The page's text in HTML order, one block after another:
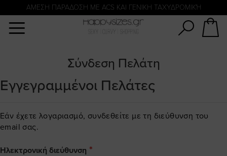
ΠΛΗΡΩΜΗ ΜΕ KLARNA
ΑΜΕΣΗ ΠΑΡΑΔΟΣΗ ΜΕ ACS ΚΑΙ ΓΕΝΙΚΗ ΤΑΧΥΔΡΟΜΙΚΉ
Σύνδεση Πελάτη
Εγγεγραμμένοι Πελάτες
Εάν έχετε λογαριασμό, συνδεθείτε με τη διεύθυνση του
email σας.
Ηλεκτρονική διεύθυνση
Αναζήτηση